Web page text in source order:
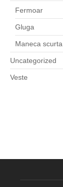
Fermoar
Gluga
Maneca scurta
Uncategorized
Veste